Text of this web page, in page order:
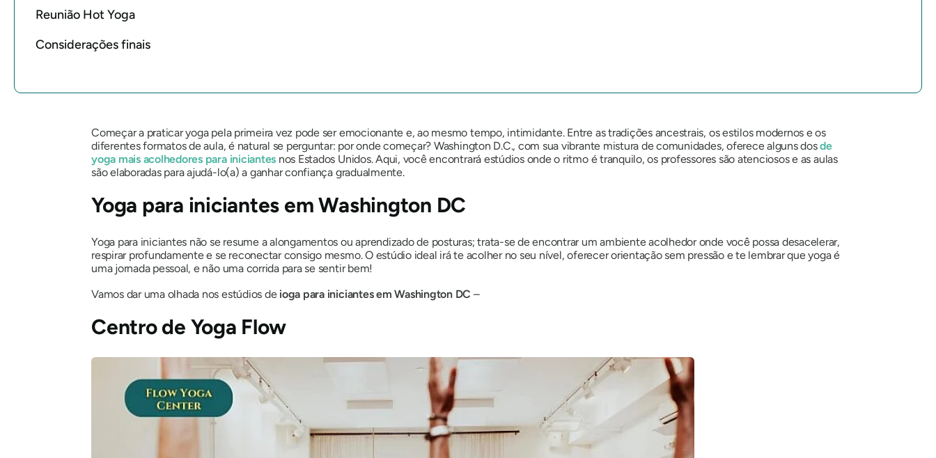
Reunião Hot Yoga
Considerações finais
Começar a praticar yoga pela primeira vez pode ser emocionante e, ao mesmo tempo, intimidante. Entre as tradições ancestrais, os estilos modernos e os
diferentes formatos de aula, é natural se perguntar: por onde começar? Washington D.C., com sua vibrante mistura de comunidades, oferece alguns dosde
yoga mais acolhedores para iniciantes nos Estados Unidos. Aqui, você encontrará estúdios onde o ritmo é tranquilo, os professores são atenciosos e as aulas
são elaboradas para ajudá-lo(a) a ganhar confiança gradualmente.
Yoga para iniciantes em Washington DC
Yoga para iniciantes não se resume a alongamentos ou aprendizado de posturas; trata-se de encontrar um ambiente acolhedor onde você possa desacelerar,
respirar profundamente e se reconectar consigo mesmo. O estúdio ideal irá te acolher no seu nível, oferecer orientação sem pressão e te lembrar que yoga é
uma jornada pessoal, e não uma corrida para se sentir bem!
Vamos dar uma olhada nos estúdios de ioga para iniciantes em Washington DC –
Centro de Yoga Flow